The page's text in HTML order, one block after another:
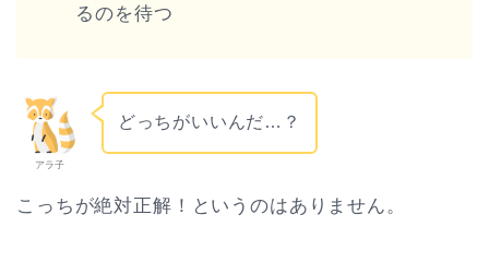
るのを待つ
アラ子
どっちがいいんだ…？
こっちが絶対正解！というのはありません。